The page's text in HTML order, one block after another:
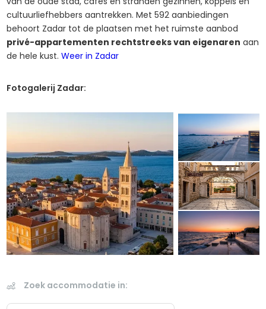
cultuurliefhebbers aantrekken. Met 592 aanbiedingen
behoort Zadar tot de plaatsen met het ruimste aanbod
privé-appartementen rechtstreeks van eigenaren aan
de hele kust. Weer in Zadar
Fotogalerij Zadar:
Zoek accommodatie in: